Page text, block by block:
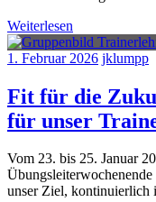
Weiterlesen
1. Februar 2026 jklumpp
Fit für die
für unser
Vom 23. bis 25. Januar
unser Ziel, kontinuierlich